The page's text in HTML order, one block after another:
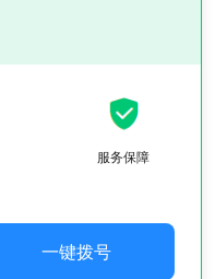
服务保障
一键拨号